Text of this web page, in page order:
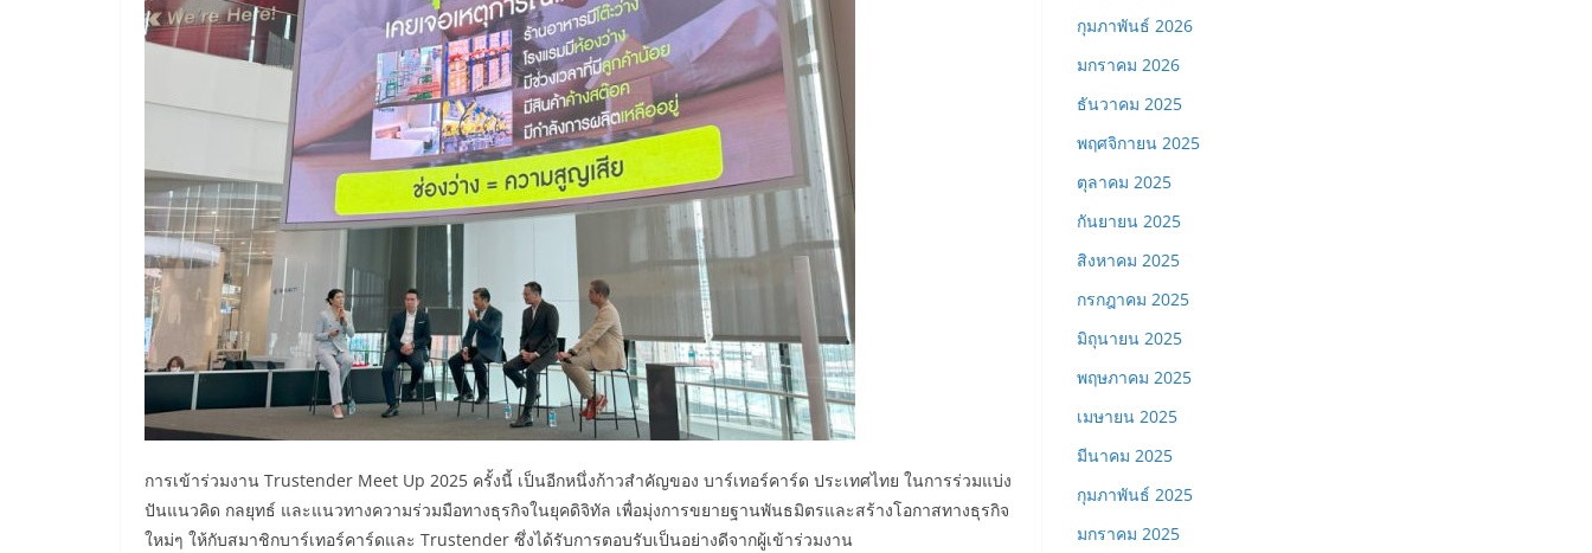
การเข้าร่วมงาน Trustender Meet Up 2025 ครั้งนี้ เป็นอีกหนึ่งก้าวสำคัญของ บาร์เทอร์คาร์ด ประเทศไทย ในการร่วมแบ่ง
ปันแนวคิด กลยุทธ์ และแนวทางความร่วมมือทางธุรกิจในยุคดิจิทัล เพื่อมุ่งการขยายฐานพันธมิตรและสร้างโอกาสทางธุรกิจ
ใหม่ๆ ให้กับสมาชิกบาร์เทอร์คาร์ดและ Trustender ซึ่งได้รับการตอบรับเป็นอย่างดีจากผู้เข้าร่วมงาน
กุมภาพันธ์ 2026
มกราคม 2026
ธันวาคม 2025
พฤศจิกายน 2025
ตุลาคม 2025
กันยายน 2025
สิงหาคม 2025
กรกฎาคม 2025
มิถุนายน 2025
พฤษภาคม 2025
เมษายน 2025
มีนาคม 2025
กุมภาพันธ์ 2025
มกราคม 2025